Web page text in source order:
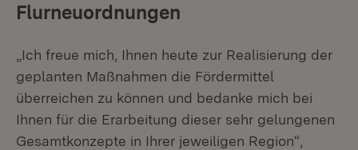
Flurneuordnungen
„Ich freue mich, Ihnen heute zur Realisierung der
geplanten Maßnahmen die Fördermittel
überreichen zu können und bedanke mich bei
Ihnen für die Erarbeitung dieser sehr gelungenen
Gesamtkonzepte in Ihrer jeweiligen Region“,